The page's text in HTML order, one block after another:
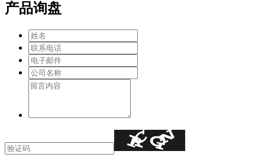
产品询盘